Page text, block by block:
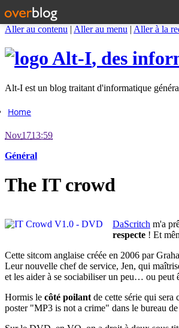
Aller au contenu | Aller au menu | Aller à la
Alt-I, des
Alt-I est un blog traitant d'informatique
Home
Nov1713:59
Général
The IT crowd
DaScritch m'a
respecte ! Et
Cette sitcom anglaise créée en 2006 par
Leur nouvelle chef de service, Jen, qui
et les aider à se sociabiliser un peu… ou peut
Hormis le côté poilant de cette série qui
poster "MP3 is not a crime" dans le bureau